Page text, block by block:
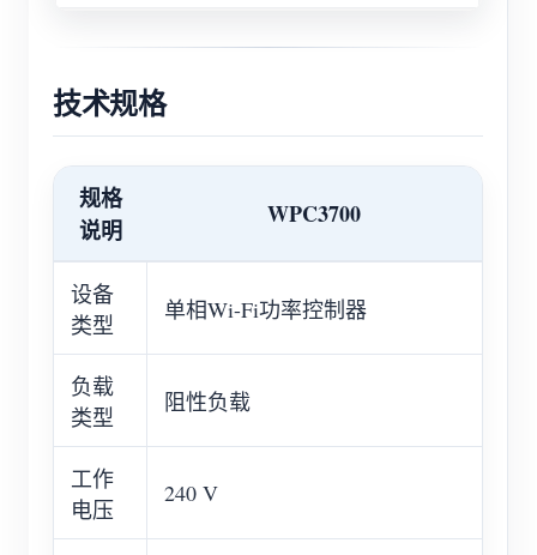
技术规格
规格
说明
WPC3700
设备
类型
单相Wi-Fi功率控制器
负载
类型
阻性负载
工作
电压
240 V